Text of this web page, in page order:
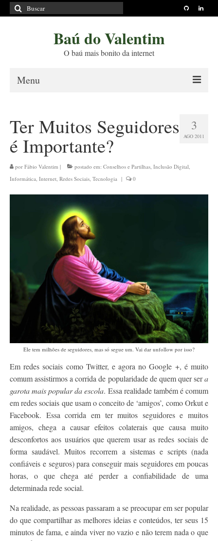
Buscar
por:
Baú do Valentim
O baú mais bonito da internet
Menu
Princípios Editoriais
Políticas e Termos
Livros
3
AGO 2011
Ter Muitos Seguidores
é Importante?
por Fábio Valentim | postado em: Conselhos e Partilhas, Inclusão Digital,
Informática, Internet, Redes Sociais, Tecnologia | 0
Ele tem milhões de seguidores, mas só segue um. Vai dar unfollow por isso?
Em redes sociais como Twitter, e agora no Google +, é muito
comum assistirmos a corrida de popularidade de quem quer sera
garota mais popular da escola. Essa realidade também é comum
em redes sociais que usam o conceito de ‘amigos’, como Orkut e
Facebook. Essa corrida em ter muitos seguidores e muitos
amigos, chega a causar efeitos colaterais que causa muito
desconfortos aos usuários que querem usar as redes sociais de
forma saudável. Muitos recorrem a sistemas e scripts (nada
confiáveis e seguros) para conseguir mais seguidores em poucas
horas, o que chega até perder a confiabilidade de uma
determinada rede social.
Na realidade, as pessoas passaram a se preocupar em ser popular
do que compartilhar as melhores ideias e conteúdos, ter seus 15
minutos de fama, e ainda viver no vazio e não terem nada o que